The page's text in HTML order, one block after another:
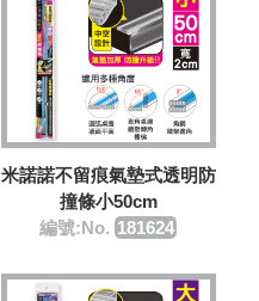
米諾諾不留痕氣墊式透明防
撞條小50cm
編號:No. 181624